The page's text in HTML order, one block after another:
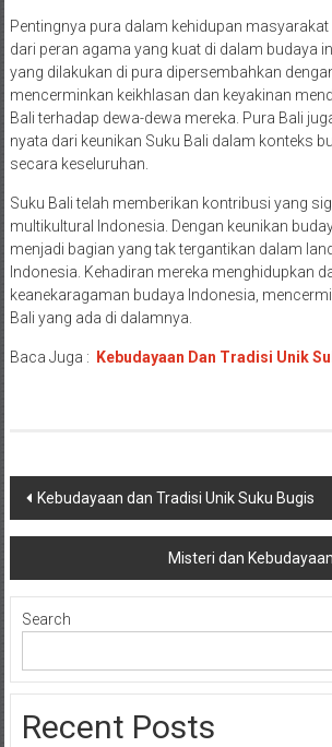
Pentingnya pura dalam kehidupan
dari peran agama yang kuat di dalam budaya
yang dilakukan di pura dipersembahkan
mencerminkan keikhlasan dan keyakinan
Bali terhadap dewa-dewa mereka. Pura Bali
nyata dari keunikan Suku Bali dalam konteks
secara keseluruhan.
Suku Bali telah memberikan kontribusi yang
multikultural Indonesia. Dengan keunikan
menjadi bagian yang tak tergantikan dalam
Indonesia. Kehadiran mereka menghidupkan
keanekaragaman budaya Indonesia,
Bali yang ada di dalamnya.
Baca Juga : Kebudayaan Dan Tradisi Unik
Post
navigation
Kebudayaan dan Tradisi Unik Suku Bugis
Misteri dan
Search
Recent Posts